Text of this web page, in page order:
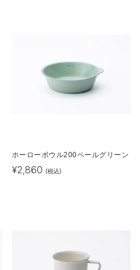
ホーローボウル200ペールグリーン
¥2,860 (税込)